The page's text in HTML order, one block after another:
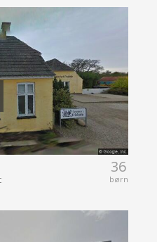
36
børn